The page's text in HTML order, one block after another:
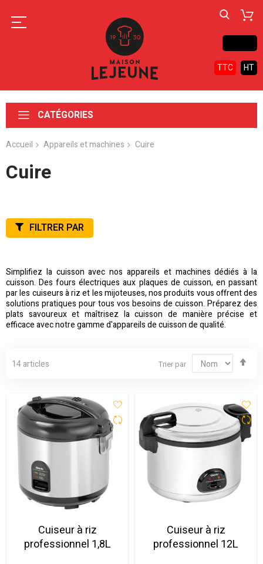
TTC HT
CATÉGORIES
Accueil Appareils et machines Cuire
Cuire
Simplifiez la cuisson avec nos appareils et machines dédiés à la
cuisson. Des fours électriques aux plaques de cuisson, en passant
par les cuiseurs à riz et les mijoteuses, nos produits vous offrent des
solutions pratiques pour tous vos besoins de cuisson. Préparez des
plats savoureux et maîtrisez la cuisson de manière précise et
efficace avec notre gamme d'appareils de cuisson de qualité.
14articles Trier par
Cuiseur à riz
professionnel 1,8L
Cuiseur à riz
professionnel 12L
FILTRER PAR